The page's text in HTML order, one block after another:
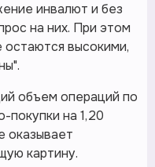
инвалют и без
на них. При этом
остаются высокими,
объем операций по
на 1,20
оказывает
картину.